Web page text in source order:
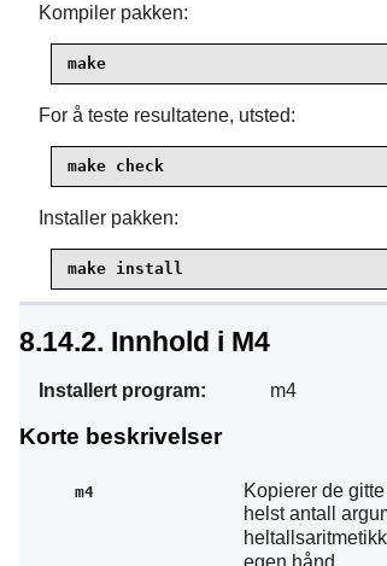
Kompiler pakken:
make
For å teste resultatene, utsted:
make check
Installer pakken:
make install
8.14.2. Innhold i M4
Installert program: m4
Korte beskrivelser
m4
Kopierer de
helst antall